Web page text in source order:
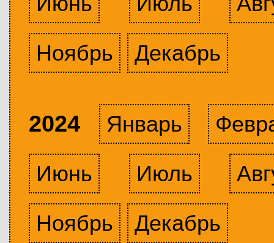
Ноябрь
Декабрь
2024 Январь
Июнь
Июль
Ноябрь
Декабрь